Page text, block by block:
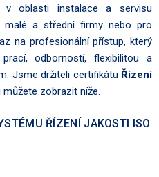
oblasti instalace a servisu
malé a střední firmy nebo pro
na profesionální přístup, který
odborností, flexibilitou a
Jsme držiteli certifikátu Řízení
můžete zobrazit níže.
ŘÍZENÍ JAKOSTI ISO